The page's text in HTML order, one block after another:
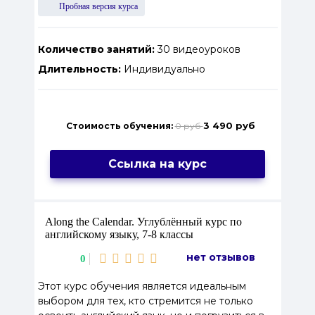
Пробная версия курса
Количество занятий:30 видеоуроков
Длительность:Индивидуально
Стоимость обучения: 0 руб3 490 руб
Ссылка на курс
Along the Calendar. Углублённый курс по
английскому языку, 7-8 классы
0 нет отзывов
Этот курс обучения является идеальным
выбором для тех, кто стремится не только